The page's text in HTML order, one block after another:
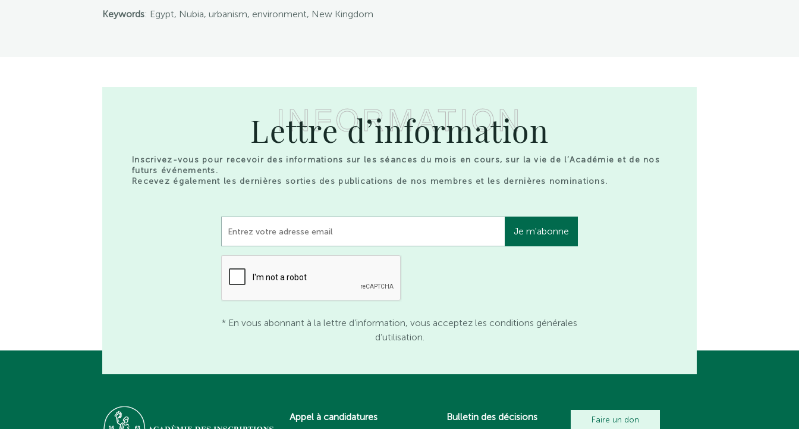
Keywords: Egypt, Nubia, urbanism, environment, New Kingdom
INFORMATION
Lettre d’information
Inscrivez-vous pour recevoir des informations sur les séances du mois en cours, sur la vie de l’Académie et de nos
futurs événements.
Recevez également les dernières sorties des publications de nos membres et les dernières nominations.
* En vous abonnant à la lettre d’information, vous acceptez les conditions générales
d’utilisation.
Appel à candidatures Bulletin des décisions Faire un don